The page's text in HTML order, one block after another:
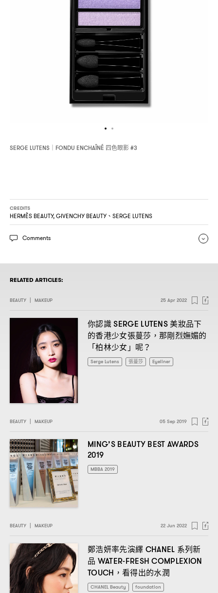
SERGE LUTENS｜FONDU ENCHAÎNÉ 四色眼影 #3
CREDITS
HERMÈS BEAUTY, GIVENCHY BEAUTY、SERGE LUTENS
Comments
RELATED ARTICLES:
BEAUTY MAKEUP 25 Apr 2022
你認識SERGE LUTENS 美妝品下
的香港少女張蔓莎 ， 那剛烈嫵媚的
「柏林少女」呢？
Serge Lutens 張蔓莎 Eyeliner
BEAUTY MAKEUP 05 Sep 2019
MING’S BEAUTY BEST AWARDS
2019
MBBA 2019
BEAUTY MAKEUP 22 Jun 2022
鄭浩妍率先演繹 CHANEL 系列新
品 WATER-FRESH COMPLEXION
TOUCH， 看得出的水潤
CHANEL Beauty foundation